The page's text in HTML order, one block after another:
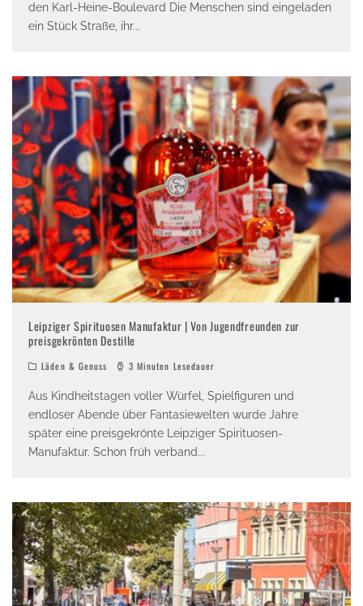
den Karl-Heine-Boulevard Die Menschen sind eingeladen
ein Stück Straße, ihr...
Leipziger Spirituosen Manufaktur | Von Jugendfreunden zur
preisgekrönten Destille
Läden & Genuss 3 Minuten Lesedauer
Aus Kindheitstagen voller Würfel, Spielfiguren und
endloser Abende über Fantasiewelten wurde Jahre
später eine preisgekrönte Leipziger Spirituosen-
Manufaktur. Schon früh verband...